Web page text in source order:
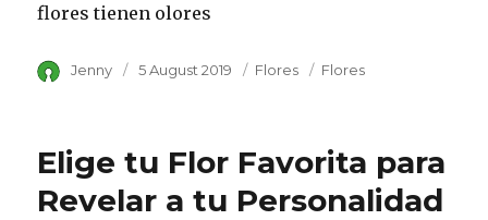
flores tienen olores
Author
Jenny
Posted
5 August 2019 Category
Flores Tags
Flores
Elige tu Flor Favorita para
Revelar a tu Personalidad